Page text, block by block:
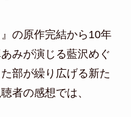
の原作完結から10年
みが演じる藍沢めぐ
部が繰り広げる新た
者の感想では、